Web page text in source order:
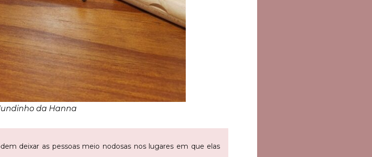
da Hanna
deixar as pessoas meio nodosas nos lugares em que elas